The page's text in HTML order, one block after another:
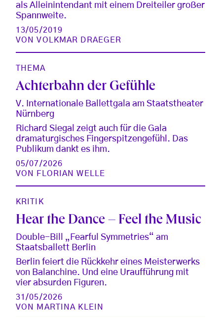
als Alleinintendant mit einem Dreiteiler großer
Spannweite.
13/05/2019
VONVOLKMAR DRAEGER
THEMA
Achterbahn der Gefühle
V. Internationale Ballettgala am Staatstheater
Nürnberg
Richard Siegal zeigt auch für die Gala
dramaturgisches Fingerspitzengefühl. Das
Publikum dankt es ihm.
05/07/2026
VON
FLORIAN WELLE
KRITIK
Hear the Dance – Feel the Music
Double-Bill „Fearful Symmetries“ am
Staatsballett Berlin
Berlin feiert die Rückkehr eines Meisterwerks
von Balanchine. Und eine Uraufführung mit
vier absurden Figuren.
31/05/2026
VON MARTINA KLEIN